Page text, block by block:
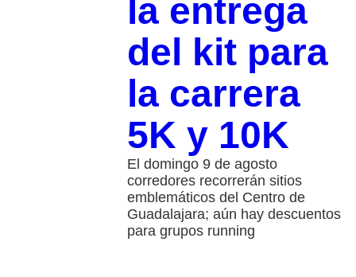
la entrega
del kit para
la carrera
5K y 10K
El domingo 9 de agosto
corredores recorrerán sitios
emblemáticos del Centro de
Guadalajara; aún hay descuentos
para grupos running